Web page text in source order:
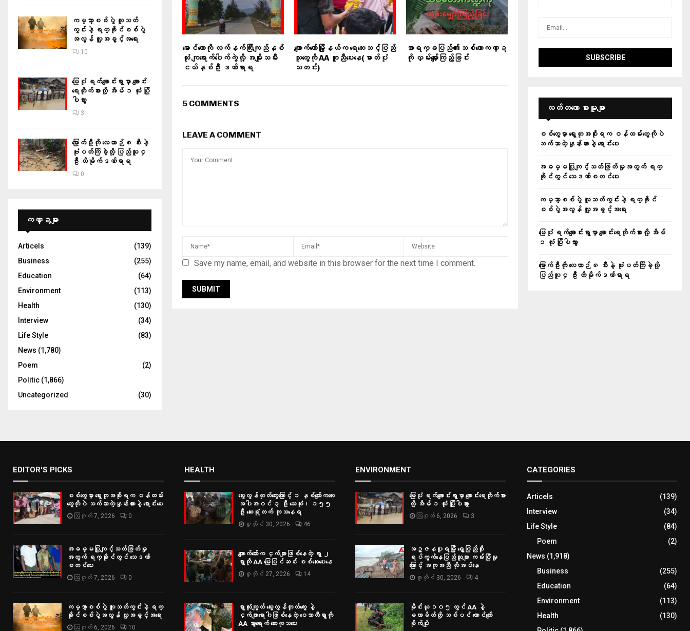
မောင်တောကို လက်နက်ကြီးကျည်နှစ်
လုံး ကျရောက်ပေါက်ကွဲလို့ အမျိုးသမီး
ငယ်နှစ်ဦး ဒဏ်ရာရ
ကျောက်တော်မြို့နယ်က ရေဘေးသင့်ပြည်
သူတွေကို AA ကူညီပေးနေ(ဓာတ်ပုံ
သတင်း)
အာရက္ခပြည်၏သစ်တောကဏ္ဍ
ကို လှမ်းမျှော်ကြည့်ခြင်း
5 COMMENTS
LEAVE A COMMENT
Save my name, email, and website in this browser for the next time I comment.
ကမ္ဘာ့စစ်ပွဲ လူသတ်
ကွင်းနဲ့ ရက္ခိုင်စစ်ပွဲ
အလွန် လူ့အခွင့်အရေး
10
မြေပုံ ရက်ချောင်းရွာမှာ ချောင်း
ရေတိုက်စားလို့ အိမ် ၁ လုံး ပြို
ပါသွား
3
မြောက်ဦးကို လေယာဉ် ၈ စီးနဲ့
ဗုံးပတ်ကြဲခဲ့လို့ ပြည်သူ ၄
ဦး ထိခိုက်ဒဏ်ရာရ
0
ကဏ္ဍများ
Articels
(139)
Business
(255)
Education
(64)
Environment
(113)
Health
(130)
Interview
(34)
Life Style
(83)
News (1,780)
Poem
(2)
Politic (1,866)
Uncategorized
(30)
လတ်တ‌လော စာမူများ
စစ်တွေမှာ ရွေးတုအစိုးရက ဝန်ထမ်းတွေကိုပဲ
သက်သာတဲ့နှုန်းထားနဲ့ ရောင်းပေး
အဓမ္မပြုကျင့်သတ်ဖြတ်မှုအတွက် ရက္
ခိုင်တွင် သေဒဏ်စတင်ပေး
ကမ္ဘာ့စစ်ပွဲ လူသတ်ကွင်းနဲ့ ရက္ခိုင်
စစ်ပွဲအလွန် လူ့အခွင့်အရေး
မြေပုံ ရက်ချောင်းရွာမှာ ချောင်းရေတိုက်စားလို့ အိမ်
၁ လုံး ပြိုပါသွား
မြောက်ဦးကို လေယာဉ် ၈ စီးနဲ့ ဗုံးပတ်ကြဲခဲ့လို့
ပြည်သူ ၄ ဦး ထိခိုက်ဒဏ်ရာရ
EDITOR'S PICKS
စစ်တွေမှာ ရွေးတုအစိုးရက ဝန်ထမ်း
တွေကိုပဲ သက်သာတဲ့နှုန်းထားနဲ့ ရောင်းပေး
ဩဂုတ် 7, 2026 0
အဓမ္မပြုကျင့်သတ်ဖြတ်မှု
အတွက် ရက္ခိုင်တွင် သေဒဏ်
စတင်ပေး
ဩဂုတ် 7, 2026 0
ကမ္ဘာ့စစ်ပွဲ လူသတ်ကွင်းနဲ့ ရက္
ခိုင်စစ်ပွဲအလွန် လူ့အခွင့်အရေး
ဩဂုတ် 6, 2026 10
HEALTH
သွေးလွန်တုတ်ကွေးကြောင့် ၁ နှစ်ကျော်ကလေး
အပါအဝင် ၃ ဦး သေဆုံး၊ ၁၅၅
ဦး ဆေးရုံတက် ကုသနေရ
ဇူလိုင် 30, 2026 46
ကျောက်တော်က ငှက်ဖျားဖြစ်နေတဲ့ ရွာ ၂
ရွာကို AA မြေပြင်ဆင်း စစ်‌ဆေးပေးနေ
ဇူလိုင် 27, 2026 14
ရွာလုံးကျွတ် သွေးလွန်တုတ်ကွေး နဲ့
ငှက်ဖျားရောဂါဖြစ်နေတဲ့ ဝေသာလီရွာကို
AA သွားရောက် ဆေးကုသပေး
ENVIRONMENT
မြေပုံ ရက်ချောင်းရွာမှာ ချောင်းရေတိုက်စား
လို့ အိမ် ၁ လုံး ပြိုပါသွား
ဩဂုတ် 6, 2026 3
အဥ္ဇနပူရမြို့ ရွှေပြည်စိုး
ရပ်ကွက်နေပြည်သူများ ကမ်းပြိုမှု
ကြောင့် အကူအညီ လိုအပ်နေ
ဇူလိုင် 30, 2026 4
မိုင်းယု ၁၀၅ တွင် AA နဲ့
မဟာမိတ်တို့ သစ်ပင် ထောင်ကျော်
စိုက်ပျိုး
CATEGORIES
Articels
(139)
Interview
(34)
Life Style
(84)
Poem
(2)
News (1,918)
Business
(255)
Education
(64)
Environment
(113)
Health
(130)